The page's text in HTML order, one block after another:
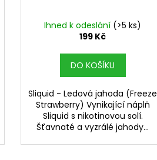
Ihned k odeslání (>5 ks)
199 Kč
DO KOŠÍKU
Sliquid - Ledová jahoda (Freeze
Strawberry) Vynikající náplň
Sliquid s nikotinovou solí.
Šťavnaté a vyzrálé jahody...